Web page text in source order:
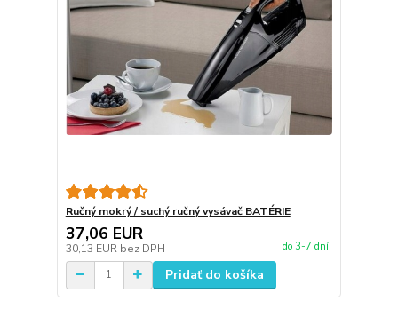
Ručný mokrý / suchý ručný vysávač BATÉRIE
37,06 EUR
30,13 EUR bez DPH do 3-7 dní
Pridať do košíka